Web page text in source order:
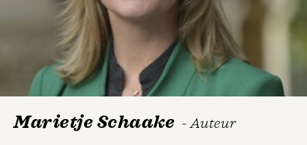
Marietje Schaake - Auteur